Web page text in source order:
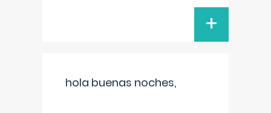
+
hola buenas noches,